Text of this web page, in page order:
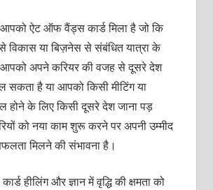
ऐट ऑफ वैंड्स कार्ड मिला है जो कि
या बिज़नेस से संबंधित यात्रा के
अपने करियर की वजह से दूसरे देश
सकता है या आपको किसी मीटिंग या
होने के लिए किसी दूसरे देश जाना पड़
को नया काम शुरू करने पर अपनी उम्‍मीद
मिलने की संभावना है।
हीलिंग और ज्ञान में वृद्धि की क्षमता को